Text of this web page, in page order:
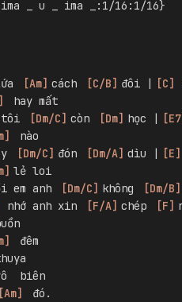
_ u _ ima _:1/16:1/16}
[Am] cách [C/B] đôi | [C]
]
hay mất
tôi [Dm/C] còn [Dm] học | [E7
]
nào
[Dm/C] đón [Dm/A] dìu | [E]
] lẻ loi
em anh [Dm/C] không [Dm/B]
nhớ anh xin [F/A] chép [F]
]
đêm
biên
[Am]
đó.